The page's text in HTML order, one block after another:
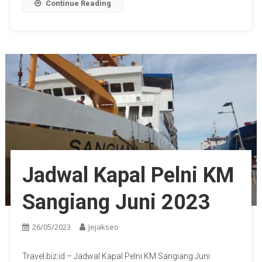
Continue Reading
Jadwal Kapal Pelni KM
Sangiang Juni 2023
26/05/2023 Jejakseo
Travel.biz.id – Jadwal Kapal Pelni KM Sangiang Juni